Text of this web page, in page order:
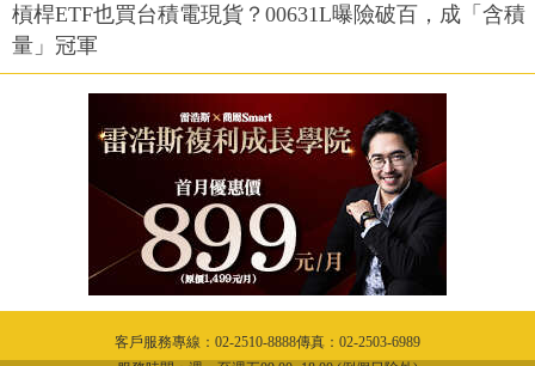
槓桿ETF也買台積電現貨？00631L曝險破百，成「含積
量」冠軍
客戶服務專線：02-2510-8888傳真：02-2503-6989